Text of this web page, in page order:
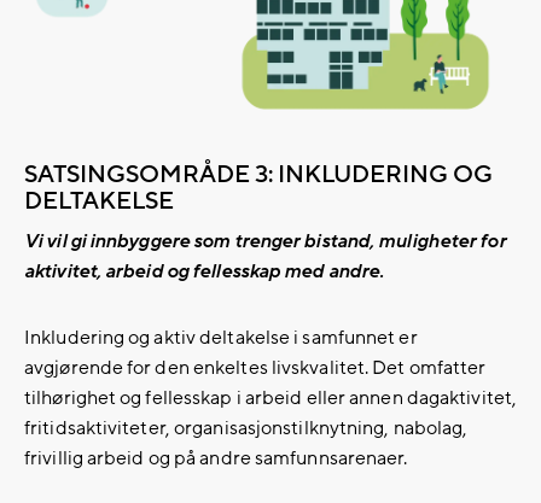
SATSINGSOMRÅDE 3: INKLUDERING OG
DELTAKELSE
Vi vil gi innbyggere som trenger bistand, muligheter for
aktivitet, arbeid og fellesskap med andre.
Inkludering og aktiv deltakelse i samfunnet er
avgjørende for den enkeltes livskvalitet. Det omfatter
tilhørighet og fellesskap i arbeid eller annen dagaktivitet,
fritidsaktiviteter, organisasjonstilknytning, nabolag,
frivillig arbeid og på andre samfunnsarenaer.